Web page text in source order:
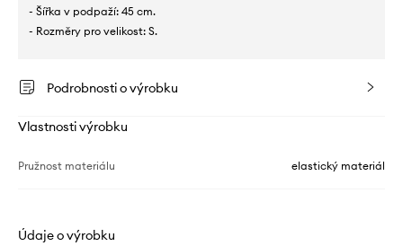
- Šířka v podpaží: 45 cm.
- Rozměry pro velikost: S.
Podrobnosti o výrobku
Vlastnosti výrobku
Pružnost materiálu elastický materiál
Údaje o výrobku